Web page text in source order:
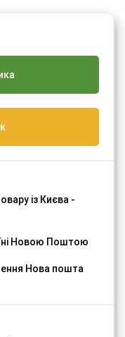
із Києва -
Новою Поштою
Нова пошта